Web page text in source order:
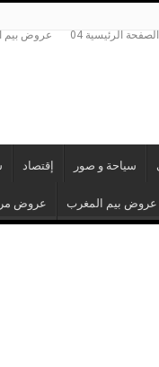
الصفحة الرئيسية 04 عروض بيم
سياحة و صور إقتصاد
عروض بيم المغرب عروض